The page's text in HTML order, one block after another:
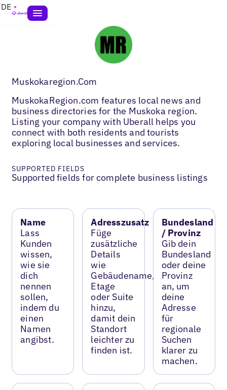
DE
Muskokaregion.Com
MuskokaRegion.com features local news and
business directories for the Muskoka region.
Listing your company with Uberall helps you
connect with both residents and tourists
exploring local businesses and services.
SUPPORTED FIELDS
Supported fields for complete business listings
Name
Lass
Kunden
wissen,
wie sie
dich
nennen
sollen,
indem du
einen
Namen
angibst.
Adresszusatz
Füge
zusätzliche
Details
wie
Gebäudename,
Etage
oder Suite
hinzu,
damit dein
Standort
leichter zu
finden ist.
Bundesland
/ Provinz
Gib dein
Bundesland
oder deine
Provinz
an, um
deine
Adresse
für
regionale
Suchen
klarer zu
machen.